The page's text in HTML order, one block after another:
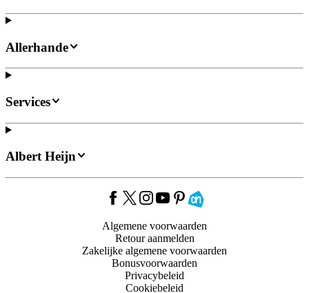
Allerhande
Services
Albert Heijn
Algemene voorwaarden
Retour aanmelden
Zakelijke algemene voorwaarden
Bonusvoorwaarden
Privacybeleid
Cookiebeleid